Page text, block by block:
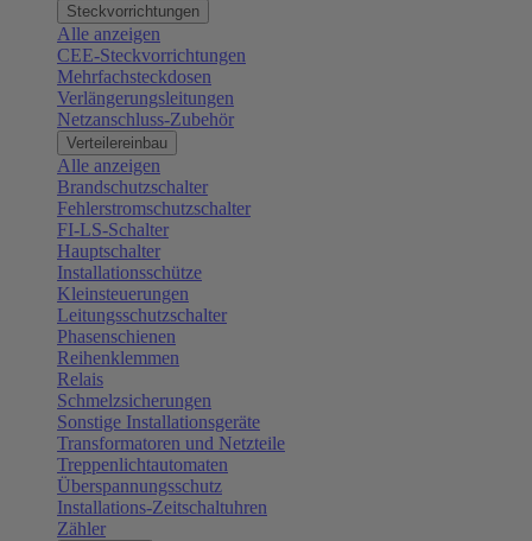
Steckvorrichtungen
Alle anzeigen
CEE-Steckvorrichtungen
Mehrfachsteckdosen
Verlängerungsleitungen
Netzanschluss-Zubehör
Verteilereinbau
Alle anzeigen
Brandschutzschalter
Fehlerstromschutzschalter
FI-LS-Schalter
Hauptschalter
Installationsschütze
Kleinsteuerungen
Leitungsschutzschalter
Phasenschienen
Reihenklemmen
Relais
Schmelzsicherungen
Sonstige Installationsgeräte
Transformatoren und Netzteile
Treppenlichtautomaten
Überspannungsschutz
Installations-Zeitschaltuhren
Zähler